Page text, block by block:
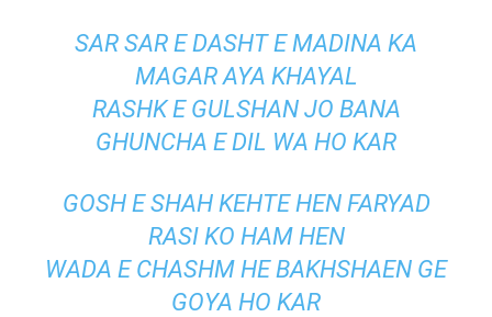
SAR SAR E DASHT E MADINA KA
MAGAR AYA KHAYAL
RASHK E GULSHAN JO BANA
GHUNCHA E DIL WA HO KAR
GOSH E SHAH KEHTE HEN FARYAD
RASI KO HAM HEN
WADA E CHASHM HE BAKHSHAEN GE
GOYA HO KAR